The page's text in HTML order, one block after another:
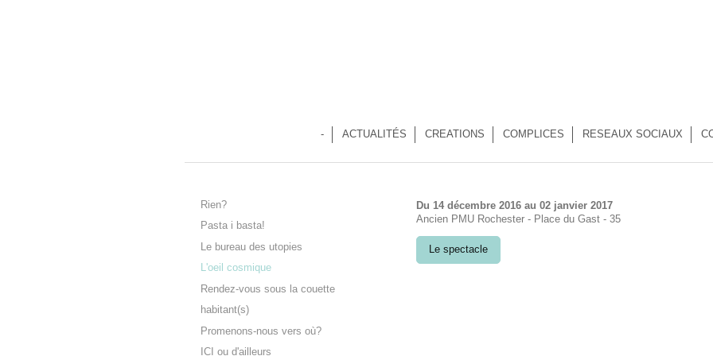
- ACTUALITÉS CREATIONS COMPLICES RESEAUX SOCIAUX
Du 14 décembre 2016 au 02 janvier 2017
Ancien PMU Rochester - Place du Gast - 35
Le spectacle
Rien?
Pasta i basta!
Le bureau des utopies
L'oeil cosmique
Rendez-vous sous la couette
habitant(s)
Promenons-nous vers où?
ICI ou d'ailleurs